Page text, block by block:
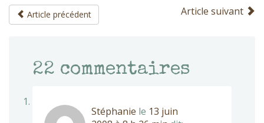
Article précédent Article suivant
22 commentaires
Stéphanie le 13 juin